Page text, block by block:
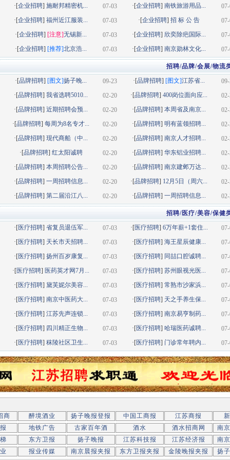
07-03
·[企业招聘]施耐邦精密机... ·[企业招聘]南铁旅游用品...
07-03
·[企业招聘]福州近江服装... ·[企业招聘]招 标 公 告
07-03
·[企业招聘] [注意]无锡新... ·[企业招聘] 欣奕除疤国际...
07-03
·[企业招聘] [推荐]北京浩... ·[企业招聘]南京勋林文化...
招聘/品牌/会展/物流
09-23
·[品牌招聘] [图文]扬子晚... ·[品牌招聘] [图文]江苏省...
02-20
·[品牌招聘]我省选聘5010... ·[品牌招聘]400岗位面向应...
02-20
·[品牌招聘]近期招聘会预... ·[品牌招聘]本周省及南京...
02-20
·[品牌招聘]每周为8名专才... ·[品牌招聘]明有蓝领招聘...
02-20
·[品牌招聘]现代商船（中... ·[品牌招聘]南京人才招聘...
02-20
·[品牌招聘] 红太阳诚聘 ·[品牌招聘]华东铝业招聘...
02-20
·[品牌招聘]本周招聘公告... ·[品牌招聘]南京建邺万达...
02-20
·[品牌招聘]一周招聘信息... ·[品牌招聘] 12月5日（周六...
02-20
·[品牌招聘]第二届沿江八... ·[品牌招聘]一周招聘信息...
招聘/医疗/美容/保健
07-03
·[医疗招聘]省复员退伍军... ·[医疗招聘] 6万年薪+1套住...
07-03
·[医疗招聘] 天长市天招聘... ·[医疗招聘]海王星辰健康...
07-03
·[医疗招聘]扬州百岁康复... ·[医疗招聘] 同喆口腔诚聘...
07-03
·[医疗招聘] 医药英才网7月... ·[医疗招聘]苏州眼视光医...
07-03
·[医疗招聘]黛芙妮尔美容... ·[医疗招聘]常熟市沙家浜...
07-03
·[医疗招聘]南京中医药大... ·[医疗招聘] 天之手养生保...
07-03
·[医疗招聘]江苏先声连锁... ·[医疗招聘]南京易亨制药...
07-03
·[医疗招聘] 四川精正生物... ·[医疗招聘]哈瑞医药诚聘...
07-03
·[医疗招聘]秣陵社区卫生... ·[医疗招聘] 门诊常年聘内...
商 醉境酒业 扬子晚报登报 中国工商报 江苏商报
地铁广告 古家百年酒 酒水 酒水招商网
南
东方卫报 扬子晚报 江苏科技报 江苏经济报
南
报业传媒 南京晨报夹报 东方卫报夹报 金陵晚报夹报 扬